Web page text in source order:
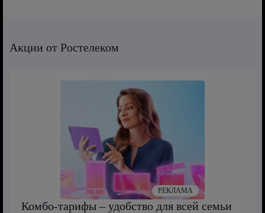
Акции от Ростелеком
Комбо-тарифы – удобство для всей семьи
РЕКЛАМА